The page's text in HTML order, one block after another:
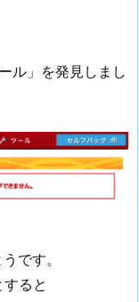
ル」を発見しまし
です。
ると